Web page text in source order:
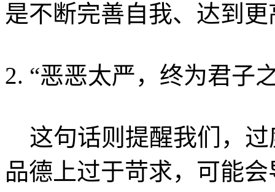
是不断完善自我、达到
2. “恶恶太严，终为君子
这句话则提醒我们，过
品德上过于苛求，可能